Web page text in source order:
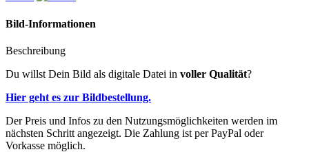
Bild-Informationen
Beschreibung
Du willst Dein Bild als digitale Datei in voller Qualität?
Hier geht es zur Bildbestellung.
Der Preis und Infos zu den Nutzungsmöglichkeiten werden im
nächsten Schritt angezeigt. Die Zahlung ist per PayPal oder
Vorkasse möglich.